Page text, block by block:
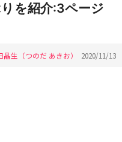
を紹介:3ページ
晶生（つのだ あきお） 2020/11/13